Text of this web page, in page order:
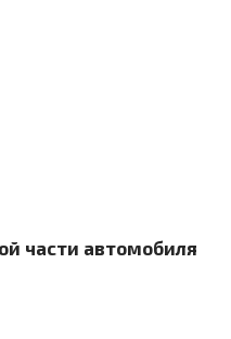
части автомобиля